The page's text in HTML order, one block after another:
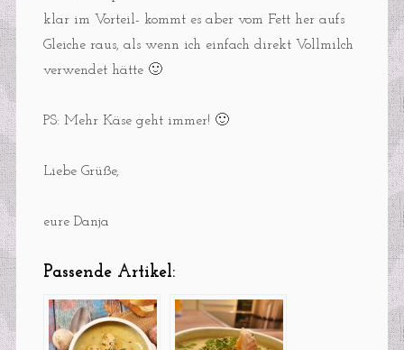
klar im Vorteil- kommt es aber vom Fett her aufs
Gleiche raus, als wenn ich einfach direkt Vollmilch
verwendet hätte 🙂
PS: Mehr Käse geht immer! 🙂
Liebe Grüße,
eure Danja
Passende Artikel: